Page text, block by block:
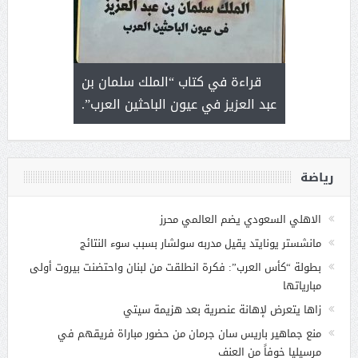
قراءة في كتاب “الملك سلمان بن
عبد العزيز في عيون الباحثين العرب”.
لايعرف
رياضة
الاهلي السعودي يضم العالمي محرز
مانشستر يونايتد يقيل مدربه سولشار بسبب سوء النتائج
بطولة “كأس العرب”: فكرة انطلقت من لبنان واحتضنت بيروت أولى
مبارياتها
زاها يتعرض لإهانة عنصرية بعد هزيمة سيتي
منع جماهير باريس سان جرمان من حضور مباراة فريقهم في
مرسيليا خوفاً من العنف